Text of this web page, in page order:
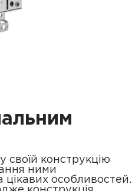
своїй конструкцію
ними
цікавих особливостей.